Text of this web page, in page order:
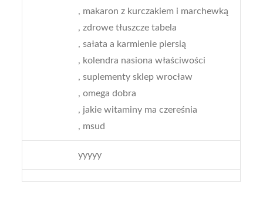
, makaron z kurczakiem i marchewką
, zdrowe tłuszcze tabela
, sałata a karmienie piersią
, kolendra nasiona właściwości
, suplementy sklep wrocław
, omega dobra
, jakie witaminy ma czereśnia
, msud
yyyyy